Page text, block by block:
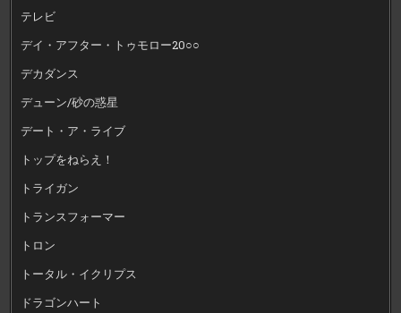
テレビ
デイ・アフター・トゥモロー20○○
デカダンス
デューン/砂の惑星
デート・ア・ライブ
トップをねらえ！
トライガン
トランスフォーマー
トロン
トータル・イクリプス
ドラゴンハート